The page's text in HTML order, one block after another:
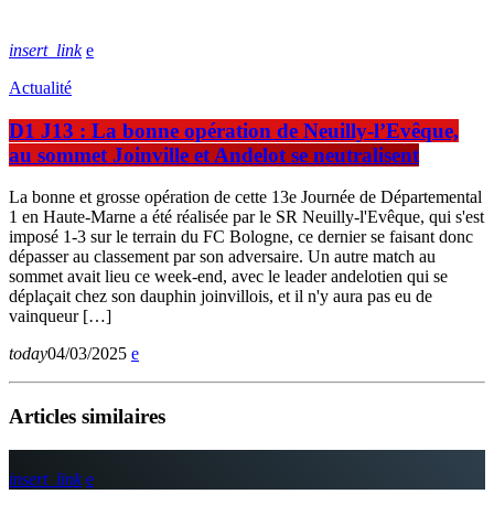
insert_link
Actualité
D1 J13 : La bonne opération de Neuilly-l’Evêque,
au sommet Joinville et Andelot se neutralisent
La bonne et grosse opération de cette 13e Journée de Départemental
1 en Haute-Marne a été réalisée par le SR Neuilly-l'Evêque, qui s'est
imposé 1-3 sur le terrain du FC Bologne, ce dernier se faisant donc
dépasser au classement par son adversaire. Un autre match au
sommet avait lieu ce week-end, avec le leader andelotien qui se
déplaçait chez son dauphin joinvillois, et il n'y aura pas eu de
vainqueur […]
today04/03/2025
Articles similaires
insert_link